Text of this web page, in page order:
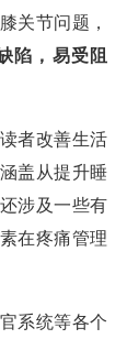
关节问题，
陷，易受阻
者改善生活
盖从提升睡
涉及一些有
在疼痛管理
系统等各个